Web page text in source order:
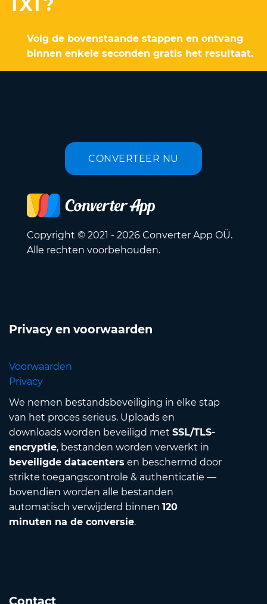
TXT?
Volg de bovenstaande stappen en ontvang
binnen enkele seconden gratis het resultaat.
CONVERTEER NU
Copyright © 2021 - 2026 Converter App OÜ.
Alle rechten voorbehouden.
Privacy en voorwaarden
Voorwaarden
Privacy
We nemen bestandsbeveiliging in elke stap
van het proces serieus. Uploads en
downloads worden beveiligd met SSL/TLS-
encryptie, bestanden worden verwerkt in
beveiligde datacenters en beschermd door
strikte toegangscontrole & authenticatie —
bovendien worden alle bestanden
automatisch verwijderd binnen 120
minuten na de conversie.
Contact